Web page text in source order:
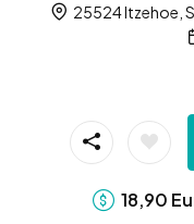
25524 Itzehoe,
18,90